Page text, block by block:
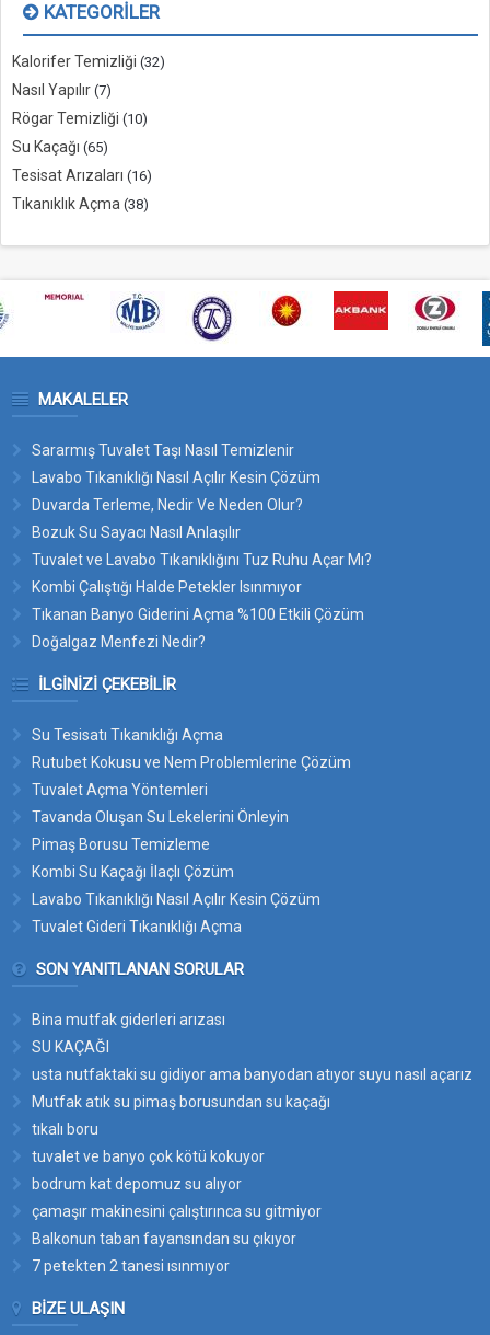
KATEGORILER
Kalorifer Temizliği (32)
Nasıl Yapılır (7)
Rögar Temizliği (10)
Su Kaçağı (65)
Tesisat Arızaları (16)
Tıkanıklık Açma (38)
MAKALELER
Sararmış Tuvalet Taşı Nasıl Temizlenir
Lavabo Tıkanıklığı Nasıl Açılır Kesin Çözüm
Duvarda Terleme, Nedir Ve Neden Olur?
Bozuk Su Sayacı Nasıl Anlaşılır
Tuvalet ve Lavabo Tıkanıklığını Tuz Ruhu Açar Mı?
Kombi Çalıştığı Halde Petekler Isınmıyor
Tıkanan Banyo Giderini Açma %100 Etkili Çözüm
Doğalgaz Menfezi Nedir?
İLGINIZI ÇEKEBILIR
Su Tesisatı Tıkanıklığı Açma
Rutubet Kokusu ve Nem Problemlerine Çözüm
Tuvalet Açma Yöntemleri
Tavanda Oluşan Su Lekelerini Önleyin
Pimaş Borusu Temizleme
Kombi Su Kaçağı İlaçlı Çözüm
Lavabo Tıkanıklığı Nasıl Açılır Kesin Çözüm
Tuvalet Gideri Tıkanıklığı Açma
SON YANITLANAN SORULAR
Bina mutfak giderleri arızası
SU KAÇAĞI
usta nutfaktaki su gidiyor ama banyodan atıyor suyu nasıl açarız
bu suyun yerini
Mutfak atık su pimaş borusundan su kaçağı
tıkalı boru
tuvalet ve banyo çok kötü kokuyor
bodrum kat depomuz su alıyor
çamaşır makinesini çalıştırınca su gitmiyor
Balkonun taban fayansından su çıkıyor
7 petekten 2 tanesi ısınmıyor
BIZE ULAŞIN